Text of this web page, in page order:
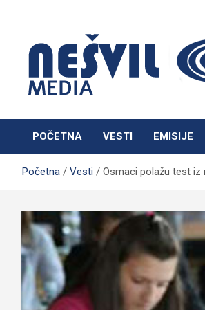
Nešvil Media
POČETNA VESTI EMISIJE
Početna Vesti Osmaci polažu test iz